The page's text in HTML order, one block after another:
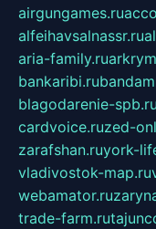
airgungames.ru
alfeihavsalnassr.ru
aria-family.ru
bankaribi.ru
blagodarenie-spb.ru
cardvoice.ruzed-
zarafshan.ruyork-
vladivostok-map.ru
webamator.ru
trade-farm.ru